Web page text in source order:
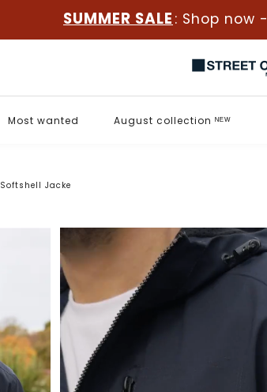
SUMMER SALE : Shop now -
Most wanted August collection ᴺᴱᵂ
Softshell Jacke